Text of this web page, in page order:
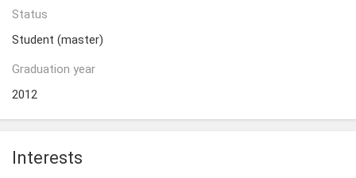
Status
Student (master)
Graduation year
2012
Interests